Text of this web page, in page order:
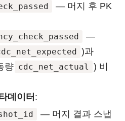
— 머지 후 PK
—
)과
량 cdc_net_actual
) 비
데이터 :
— 머지 결과 스냅